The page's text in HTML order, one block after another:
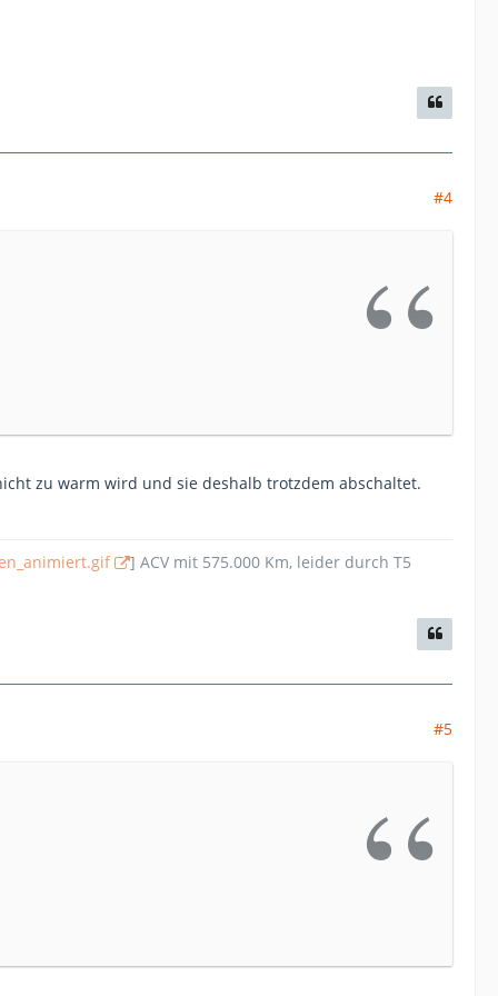
#4
zu warm wird und sie deshalb trotzdem abschaltet.
] ACV mit 575.000 Km, leider durch T5
#5